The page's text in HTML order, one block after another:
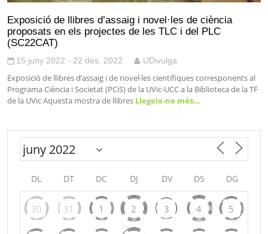
Exposició de llibres d’assaig i novel·les de ciència
proposats en els projectes de les TLC i del PLC
(SC22CAT)
15 juny 2022 - 22 des. 2022 UDivulga
Exposició de llibres d’assaig i de novel·les científiques corresponents al
Programa Ciència i Societat (PCiS) de la UVic-UCC a la Biblioteca de la TF
de la UVic Aquesta mostra de llibres Llegeix-ne més…
DL DT DC DJ DV DS DG
30 31 1 2 3 4 5